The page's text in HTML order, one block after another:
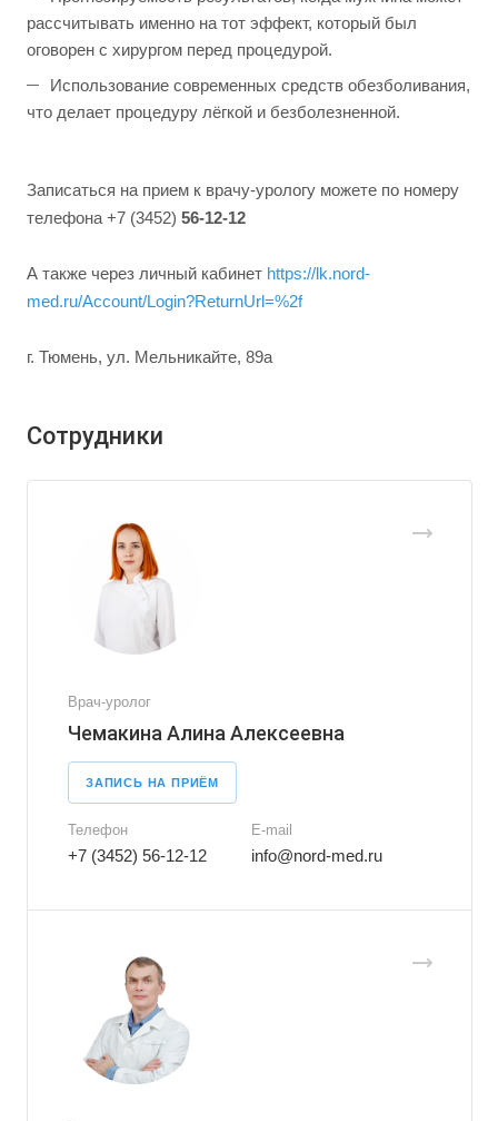
рассчитывать именно на тот эффект, который был
оговорен с хирургом перед процедурой.
Использование современных средств обезболивания,
что делает процедуру лёгкой и безболезненной.
Записаться на прием к врачу-урологу можете по номеру
телефона +7 (3452) 56-12-12
А также через личный кабинет https://lk.nord-
med.ru/Account/Login?ReturnUrl=%2f
г. Тюмень, ул. Мельникайте, 89а
Сотрудники
Врач-уролог
Чемакина Алина Алексеевна
ЗАПИСЬ НА ПРИЁМ
Телефон
+7 (3452) 56-12-12
E-mail
info@nord-med.ru